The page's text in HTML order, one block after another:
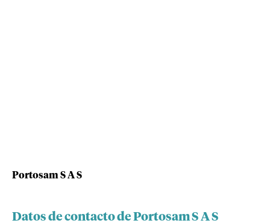
Portosam S A S
Datos de contacto de Portosam S A S